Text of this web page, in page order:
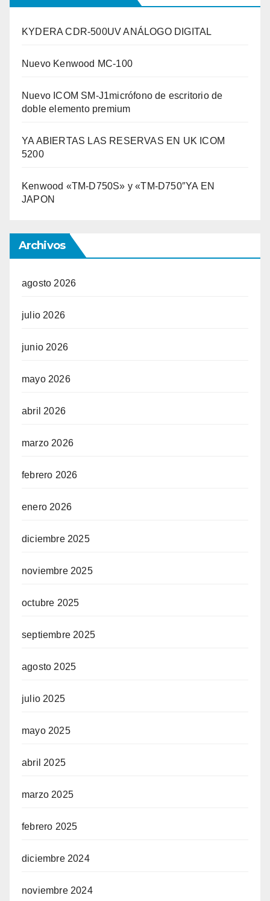
KYDERA CDR-500UV ANÁLOGO DIGITAL
Nuevo Kenwood MC-100
Nuevo ICOM SM-J1micrófono de escritorio de
doble elemento premium
YA ABIERTAS LAS RESERVAS EN UK ICOM
5200
Kenwood «TM-D750S» y «TM-D750″YA EN
JAPON
Archivos
agosto 2026
julio 2026
junio 2026
mayo 2026
abril 2026
marzo 2026
febrero 2026
enero 2026
diciembre 2025
noviembre 2025
octubre 2025
septiembre 2025
agosto 2025
julio 2025
mayo 2025
abril 2025
marzo 2025
febrero 2025
diciembre 2024
noviembre 2024